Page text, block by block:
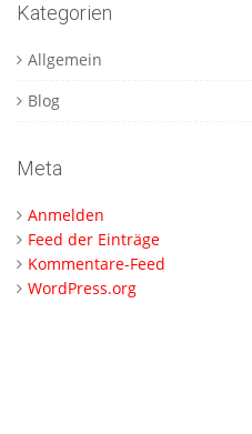
Kategorien
Allgemein
Blog
Meta
Anmelden
Feed der Einträge
Kommentare-Feed
WordPress.org